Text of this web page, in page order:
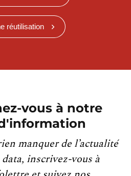
réutilisation
vous à notre
manquer de l’actualité
data, inscrivez-vous à